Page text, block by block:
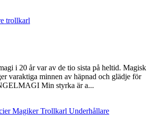
trollkarl
i 20 år var av de tio sista på heltid. Magisk
varaktiga minnen av häpnad och glädje för
Min styrka är a...
MagikerTrollkarl Underhållare